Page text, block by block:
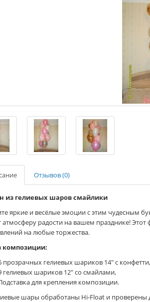
Отзывов (0)
из гелиевых шаров смайлики
яркие и весёлые эмоции с этим чудесным
атмосферу радости на вашем празднике!
на любые торжества.
композиции:
прозрачных гелиевых шариков 14" с конфетти,
гелиевых шариков 12" со смайлами,
для крепления композиции.
шары обработаны Hi-Float и проверены